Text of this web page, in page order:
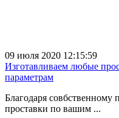
09 июля 2020 12:15:59
Изготавливаем любые
параметрам
Благодаря совбственному
проставки по вашим ...